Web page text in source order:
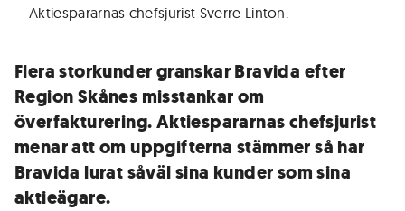
Aktiespararnas chefsjurist Sverre Linton.
Flera storkunder granskar Bravida efter
Region Skånes misstankar om
överfakturering. Aktiespararnas chefsjurist
menar att om uppgifterna stämmer så har
Bravida lurat såväl sina kunder som sina
aktieägare.